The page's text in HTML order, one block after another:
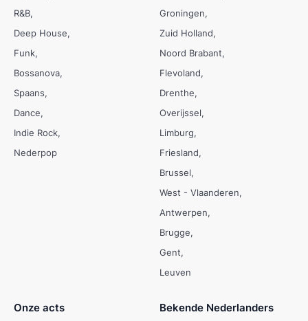
R&B
Deep House
Funk
Bossanova
Spaans
Dance
Indie Rock
Nederpop
Groningen
Zuid Holland
Noord Brabant
Flevoland
Drenthe
Overijssel
Limburg
Friesland
Brussel
West - Vlaanderen
Antwerpen
Brugge
Gent
Leuven
Onze acts Bekende Nederlanders